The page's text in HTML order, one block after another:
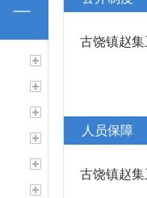
古饶镇赵
人员保障
古饶镇赵